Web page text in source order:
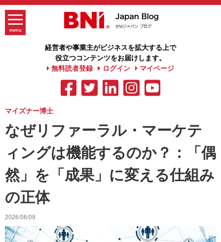
Skip
content
menu
経営者や事業主がビジネスを拡大する上で
役立つコンテンツをお届けします。
無料読者登録
ログイン マイページ
マイズナー博士
なぜリファーラル・マーケテ
ィングは機能するのか？：「偶
然」を「成果」に変える仕組み
の正体
2026/06/09